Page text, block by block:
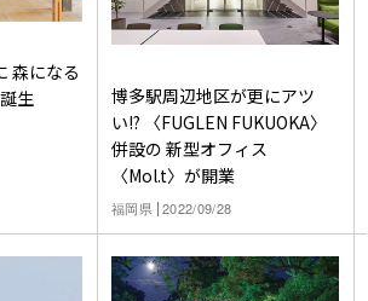
森になる
生
博多駅周辺地区が更にアツ
い!? 〈FUGLEN FUKUOKA〉
併設の 新型オフィス
〈Mol.t〉が開業
福岡県 2022/09/28